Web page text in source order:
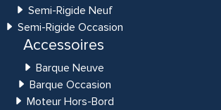
Semi-Rigide Neuf
Semi-Rigide Occasion
Accessoires
Barque Neuve
Barque Occasion
Moteur Hors-Bord